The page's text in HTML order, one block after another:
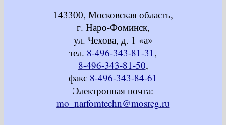
143300, Московская область,
г. Наро-Фоминск,
ул. Чехова, д. 1 «а»
тел. 8-496-343-81-31,
8-496-343-81-50,
факс 8-496-343-84-61
Электронная почта:
mo_narfomtechn@mosreg.ru